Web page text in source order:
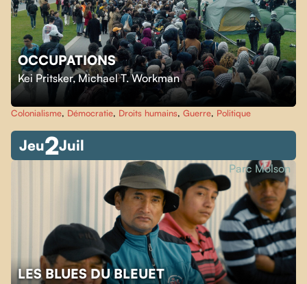
OCCUPATIONS
Kei Pritsker,Michael T. Workman
Colonialisme, Démocratie, Droits humains, Guerre, Politique
Jeu2Juil
LES BLUES DU BLEUET
Parc Molson